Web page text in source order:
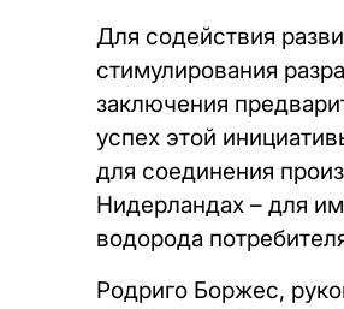
Для содействия
стимулирования
заключения
успех этой
для соединения
Нидерландах – для
водорода
Родриго Боржес,